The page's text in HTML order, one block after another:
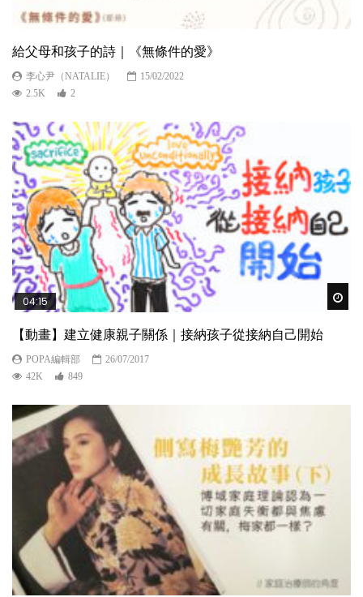
給父母和孩子的詩｜《無條件的愛》
李心尹（NATALIE）
15/02/2022
2.5K
2
04:15
【動畫】建立健康親子關係｜接納孩子從接納自己開始
POPA編輯部
26/07/2017
42K
849